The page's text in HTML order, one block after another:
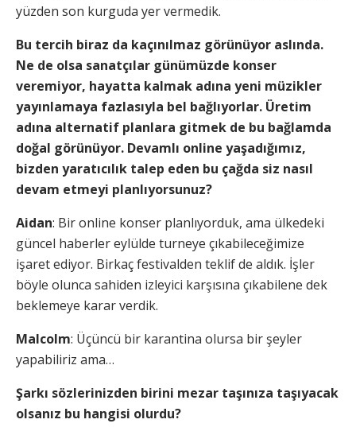
yüzden son kurguda yer vermedik.
Bu tercih biraz da kaçınılmaz görünüyor aslında.
Ne de olsa sanatçılar günümüzde konser
veremiyor, hayatta kalmak adına yeni müzikler
yayınlamaya fazlasıyla bel bağlıyorlar. Üretim
adına alternatif planlara gitmek de bu bağlamda
doğal görünüyor. Devamlı online yaşadığımız,
bizden yaratıcılık talep eden bu çağda siz nasıl
devam etmeyi planlıyorsunuz?
Aidan: Bir online konser planlıyorduk, ama ülkedeki
güncel haberler eylülde turneye çıkabileceğimize
işaret ediyor. Birkaç festivalden teklif de aldık. İşler
böyle olunca sahiden izleyici karşısına çıkabilene dek
beklemeye karar verdik.
Malcolm: Üçüncü bir karantina olursa bir şeyler
yapabiliriz ama…
Şarkı sözlerinizden birini mezar taşınıza taşıyacak
olsanız bu hangisi olurdu?